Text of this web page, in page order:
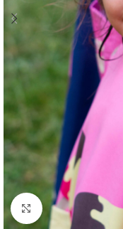
Click to enlarge